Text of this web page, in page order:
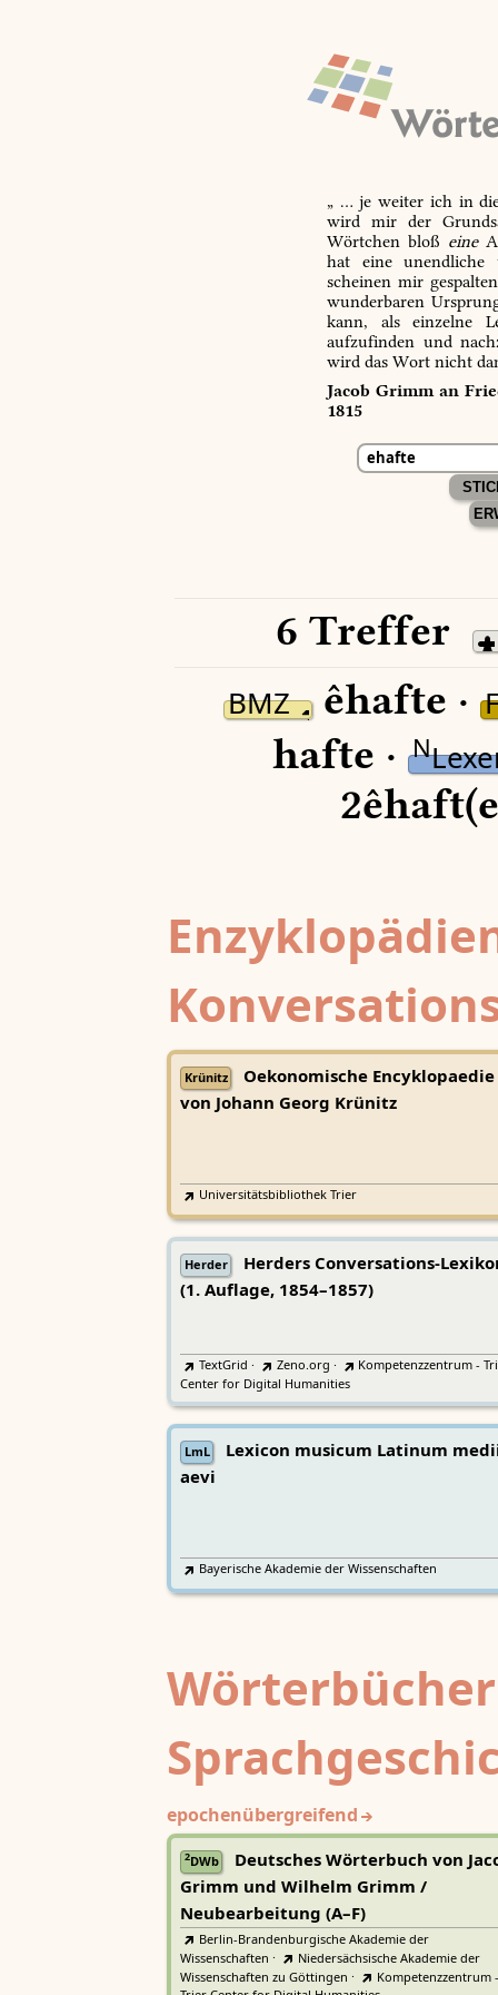
„ … je weiter ich in
wird mir der
Wörtchen bloß eine
hat eine unendliche
scheinen mir
wunderbaren
kann, als einzelne
aufzufinden und
wird das Wort nicht
Jacob Grimm an
1815
6 Treffer
BMZ êhafte ·
hafte · N
Krünitz
Oekonomische Encyklopaedie
von Johann Georg Krünitz
Universitätsbibliothek Trier
Herder
Herders Conversations-
(1. Auflage, 1854–1857)
TextGrid · Zeno.org ·
Kompetenzzentrum -
Center for Digital Humanities
LmL
Lexicon musicum Latinum
aevi
Bayerische Akademie der Wissenschaften
epochenübergreifend
2DWb
Deutsches Wörterbuch von
Grimm und Wilhelm Grimm /
Neubearbeitung (A–F)
Berlin-Brandenburgische Akademie der
Wissenschaften ·
Niedersächsische Akademie der
Wissenschaften zu Göttingen ·
Kompetenzzentrum -